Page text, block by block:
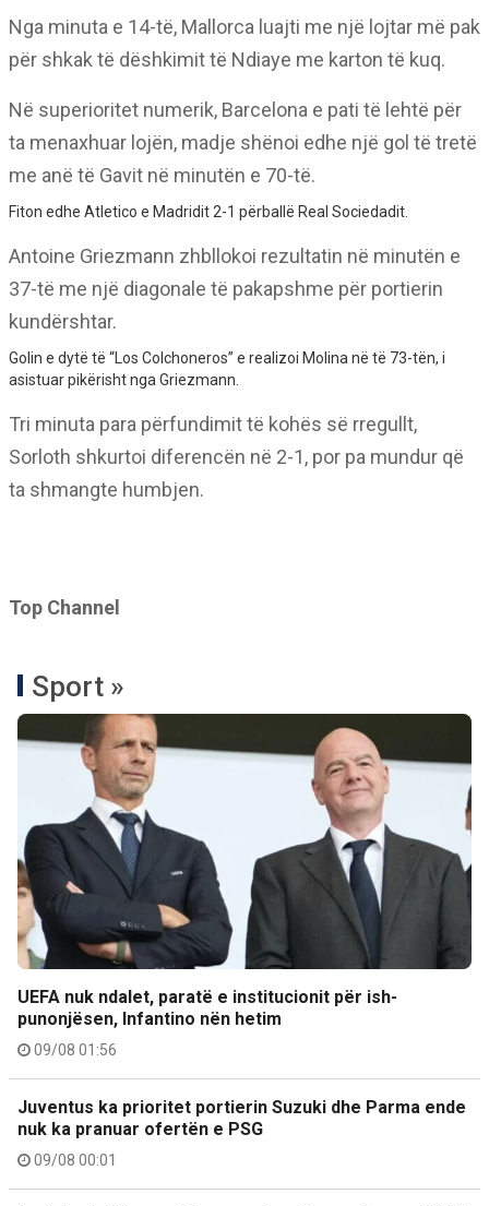
Nga minuta e 14-të, Mallorca luajti me një lojtar më pak
për shkak të dëshkimit të Ndiaye me karton të kuq.
Në superioritet numerik, Barcelona e pati të lehtë për
ta menaxhuar lojën, madje shënoi edhe një gol të tretë
me anë të Gavit në minutën e 70-të.
Fiton edhe Atletico e Madridit 2-1 përballë Real Sociedadit.
Antoine Griezmann zhbllokoi rezultatin në minutën e
37-të me një diagonale të pakapshme për portierin
kundërshtar.
Golin e dytë të “Los Colchoneros” e realizoi Molina në të 73-tën, i
asistuar pikërisht nga Griezmann.
Tri minuta para përfundimit të kohës së rregullt,
Sorloth shkurtoi diferencën në 2-1, por pa mundur që
ta shmangte humbjen.
Top Channel
Sport »
UEFA nuk ndalet, paratë e institucionit për ish-
punonjësen, Infantino nën hetim
09/08 01:56
Juventus ka prioritet portierin Suzuki dhe Parma ende
nuk ka pranuar ofertën e PSG
09/08 00:01